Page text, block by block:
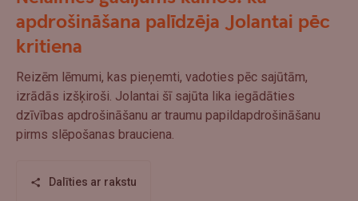
apdrošināšana palīdzēja Jolantai pēc
kritiena
Reizēm lēmumi, kas pieņemti, vadoties pēc sajūtām,
izrādās izšķiroši. Jolantai šī sajūta lika iegādāties
dzīvības apdrošināšanu ar traumu papildapdrošināšanu
pirms slēpošanas brauciena.
Dalīties ar rakstu